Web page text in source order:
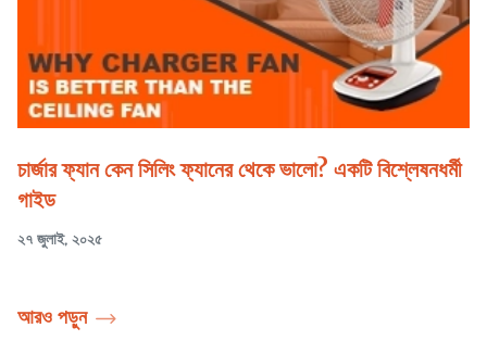
চার্জার ফ্যান কেন সিলিং ফ্যানের থেকে ভালো? একটি বিশ্লেষনধর্মী
গাইড
২৭ জুলাই, ২০২৫
আরও পড়ুন